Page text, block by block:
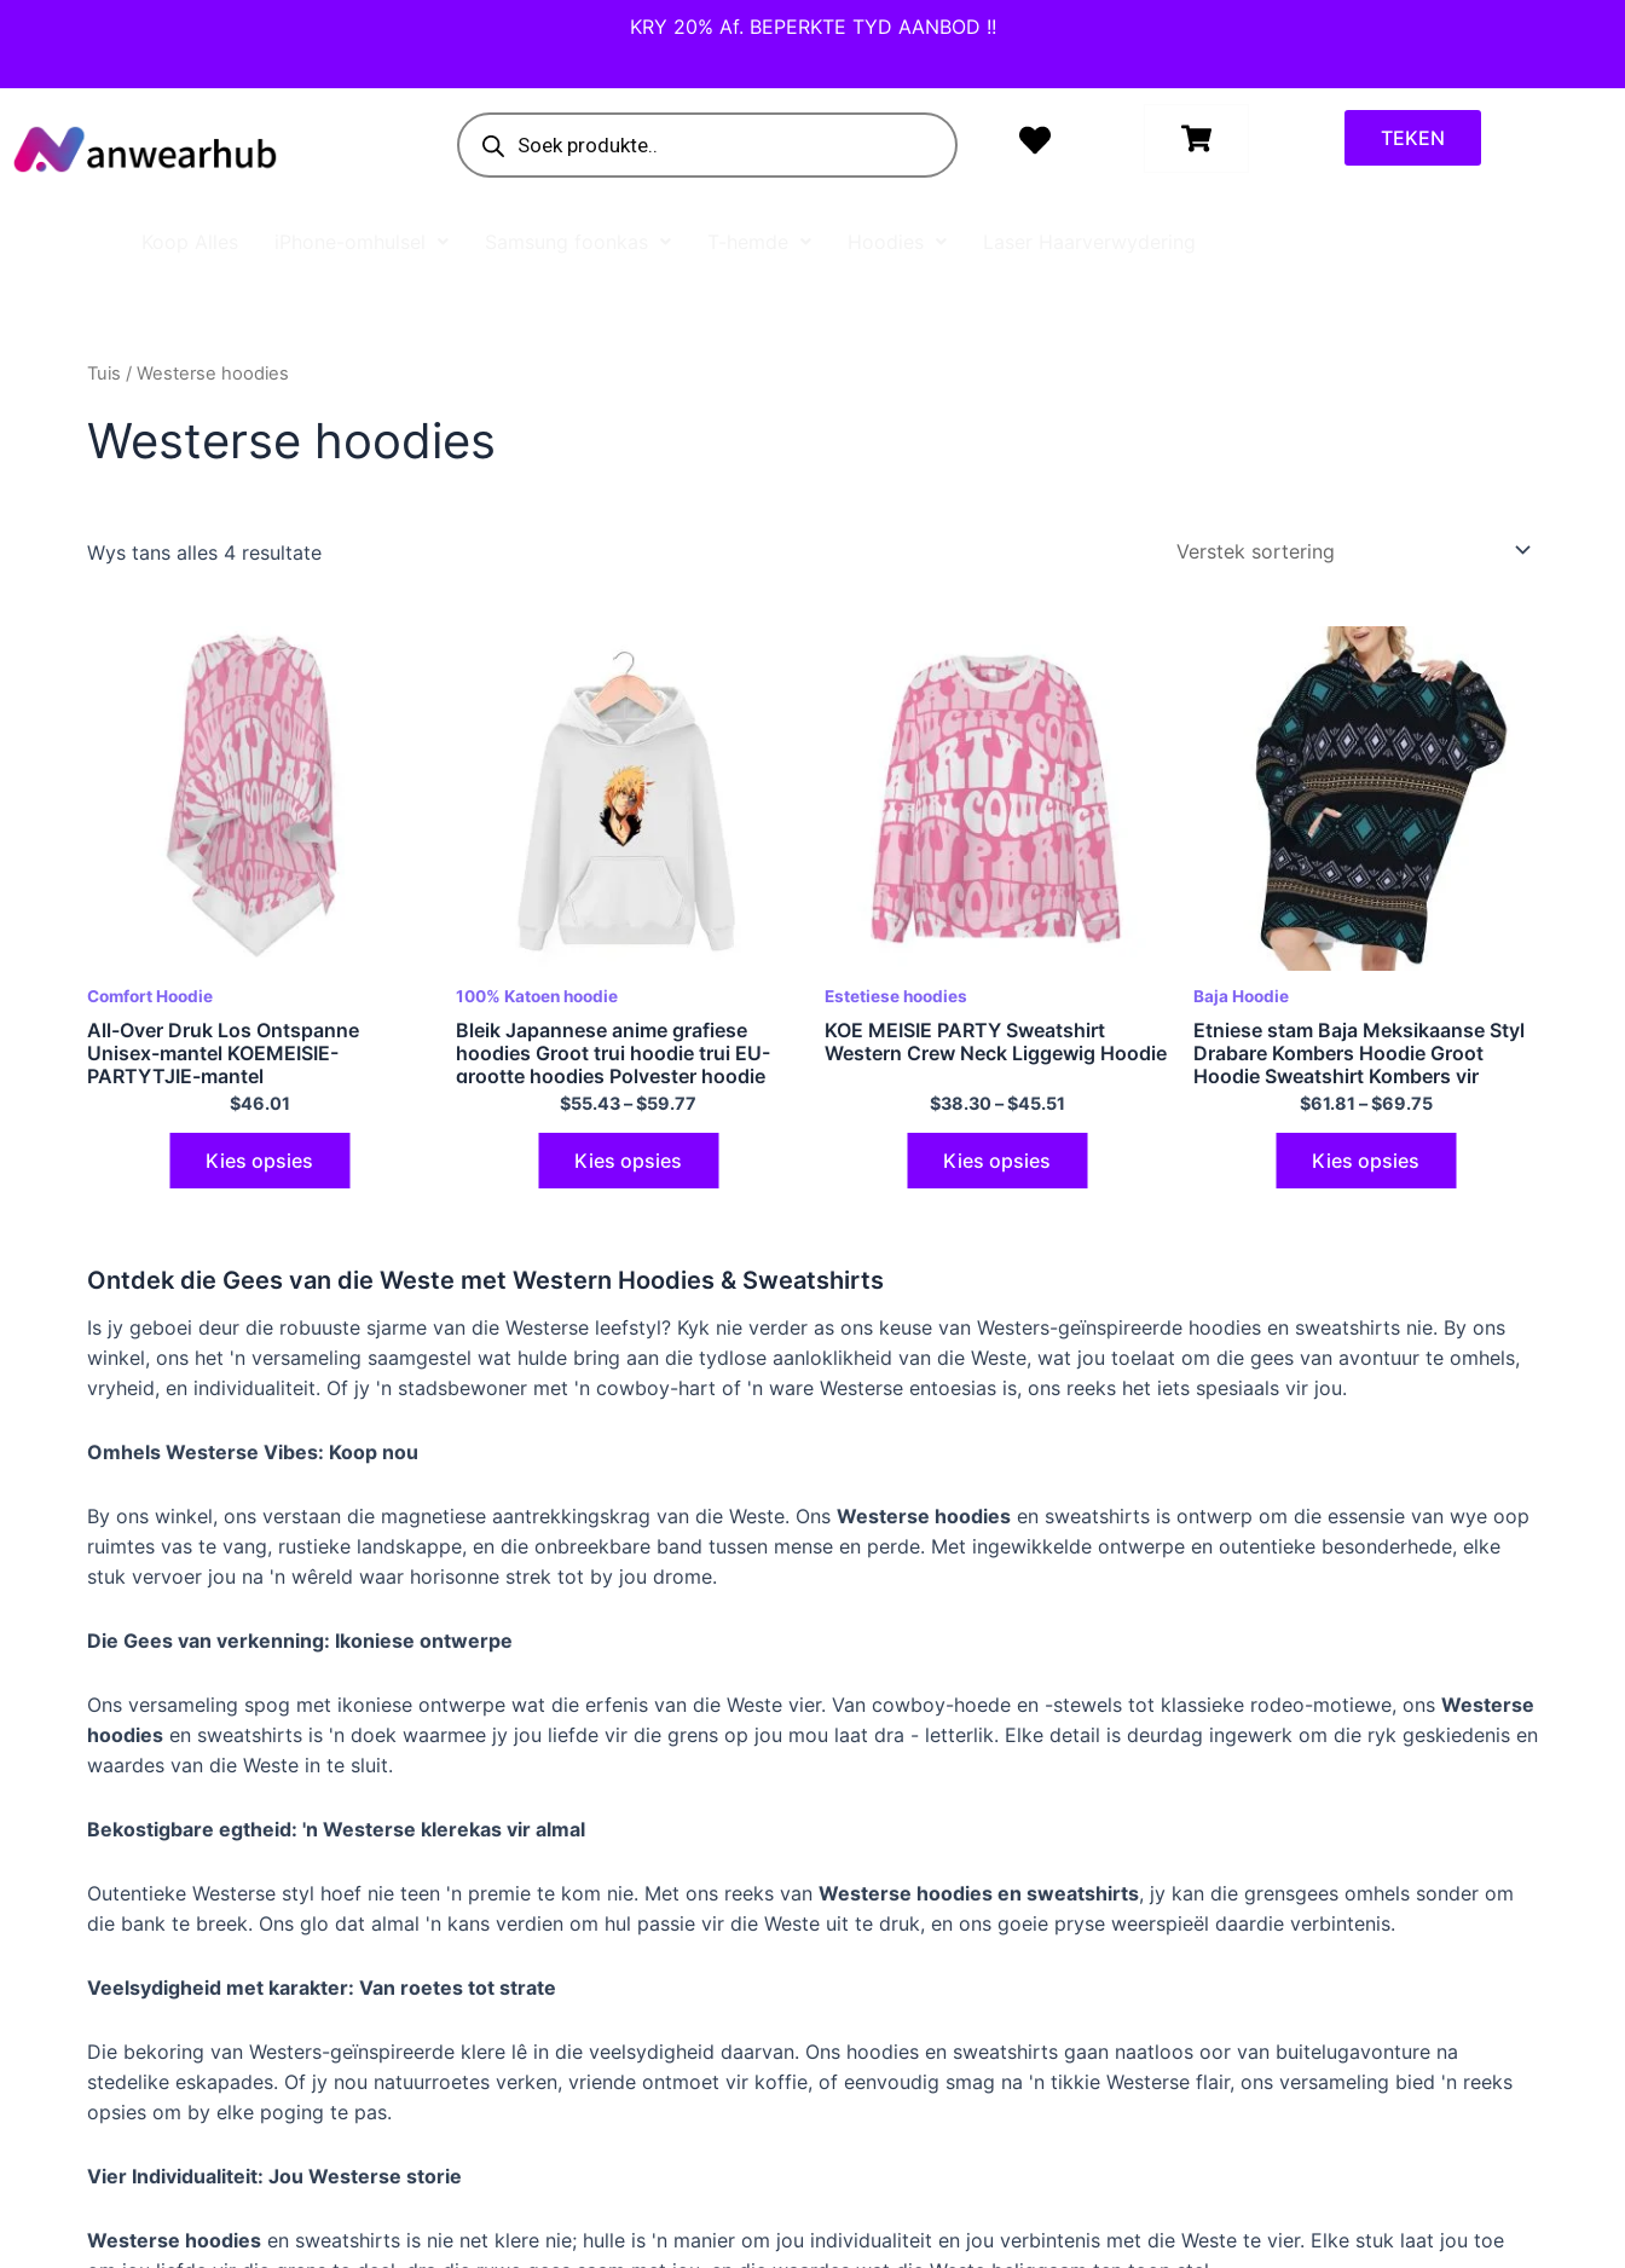
KRY 20% Af. BEPERKTE TYD AANBOD !!
TEKEN
Tuis / Westerse hoodies
Westerse hoodies
Wys tans alles 4 resultate
Comfort Hoodie
All-Over Druk Los Ontspanne
Unisex-mantel KOEMEISIE-
PARTYTJIE-mantel
$46.01
Kies opsies
100% Katoen hoodie
Bleik Japannese anime grafiese
hoodies Groot trui hoodie trui EU-
grootte hoodies Polyester hoodie
$55.43–$59.77
Kies opsies
Estetiese hoodies
KOE MEISIE PARTY Sweatshirt
Western Crew Neck Liggewig Hoodie
$38.30–$45.51
Kies opsies
Baja Hoodie
Etniese stam Baja Meksikaanse Styl
Drabare Kombers Hoodie Groot
Hoodie Sweatshirt Kombers vir
Volwassenes Vroue Mans Geskenke
$61.81 –$69.75
Kies opsies
Ontdek die Gees van die Weste met Western Hoodies & Sweatshirts
Is jy geboei deur die robuuste sjarme van die Westerse leefstyl? Kyk nie verder as ons keuse van Westers-geïnspireerde hoodies en sweatshirts nie. By ons
winkel, ons het 'n versameling saamgestel wat hulde bring aan die tydlose aanloklikheid van die Weste, wat jou toelaat om die gees van avontuur te omhels,
vryheid, en individualiteit. Of jy 'n stadsbewoner met 'n cowboy-hart of 'n ware Westerse entoesias is, ons reeks het iets spesiaals vir jou.
Omhels Westerse Vibes: Koop nou
By ons winkel, ons verstaan ​​die magnetiese aantrekkingskrag van die Weste. Ons Westerse hoodies en sweatshirts is ontwerp om die essensie van wye oop
ruimtes vas te vang, rustieke landskappe, en die onbreekbare band tussen mense en perde. Met ingewikkelde ontwerpe en outentieke besonderhede, elke
stuk vervoer jou na 'n wêreld waar horisonne strek tot by jou drome.
Die Gees van verkenning: Ikoniese ontwerpe
Ons versameling spog met ikoniese ontwerpe wat die erfenis van die Weste vier. Van cowboy-hoede en -stewels tot klassieke rodeo-motiewe, ons Westerse
hoodies en sweatshirts is 'n doek waarmee jy jou liefde vir die grens op jou mou laat dra - letterlik. Elke detail is deurdag ingewerk om die ryk geskiedenis en
waardes van die Weste in te sluit.
Bekostigbare egtheid: 'n Westerse klerekas vir almal
Outentieke Westerse styl hoef nie teen 'n premie te kom nie. Met ons reeks van Westerse hoodies en sweatshirts, jy kan die grensgees omhels sonder om
die bank te breek. Ons glo dat almal 'n kans verdien om hul passie vir die Weste uit te druk, en ons goeie pryse weerspieël daardie verbintenis.
Veelsydigheid met karakter: Van roetes tot strate
Die bekoring van Westers-geïnspireerde klere lê in die veelsydigheid daarvan. Ons hoodies en sweatshirts gaan naatloos oor van buitelugavonture na
stedelike eskapades. Of jy nou natuurroetes verken, vriende ontmoet vir koffie, of eenvoudig smag na 'n tikkie Westerse flair, ons versameling bied 'n reeks
opsies om by elke poging te pas.
Vier Individualiteit: Jou Westerse storie
Westerse hoodies en sweatshirts is nie net klere nie; hulle is 'n manier om jou individualiteit en jou verbintenis met die Weste te vier. Elke stuk laat jou toe